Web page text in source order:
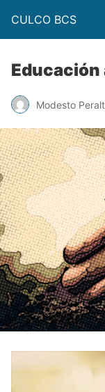
CULCO BCS
Educación
Modesto